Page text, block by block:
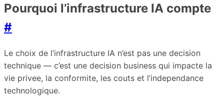
Pourquoi l’infrastructure IA compte
#
Le choix de l’infrastructure IA n’est pas une decision
technique — c’est une decision business qui impacte la
vie privee, la conformite, les couts et l’independance
technologique.